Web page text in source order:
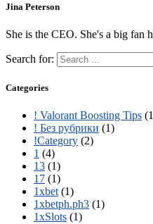
Jina Peterson
She is the CEO. She's a big fan
Search for:
Categories
! Valorant Boosting Tips
! Без рубрики (1)
!Category (2)
1 (4)
13 (1)
17 (1)
1xbet (1)
1xbetph.ph3 (1)
1xSlots (1)